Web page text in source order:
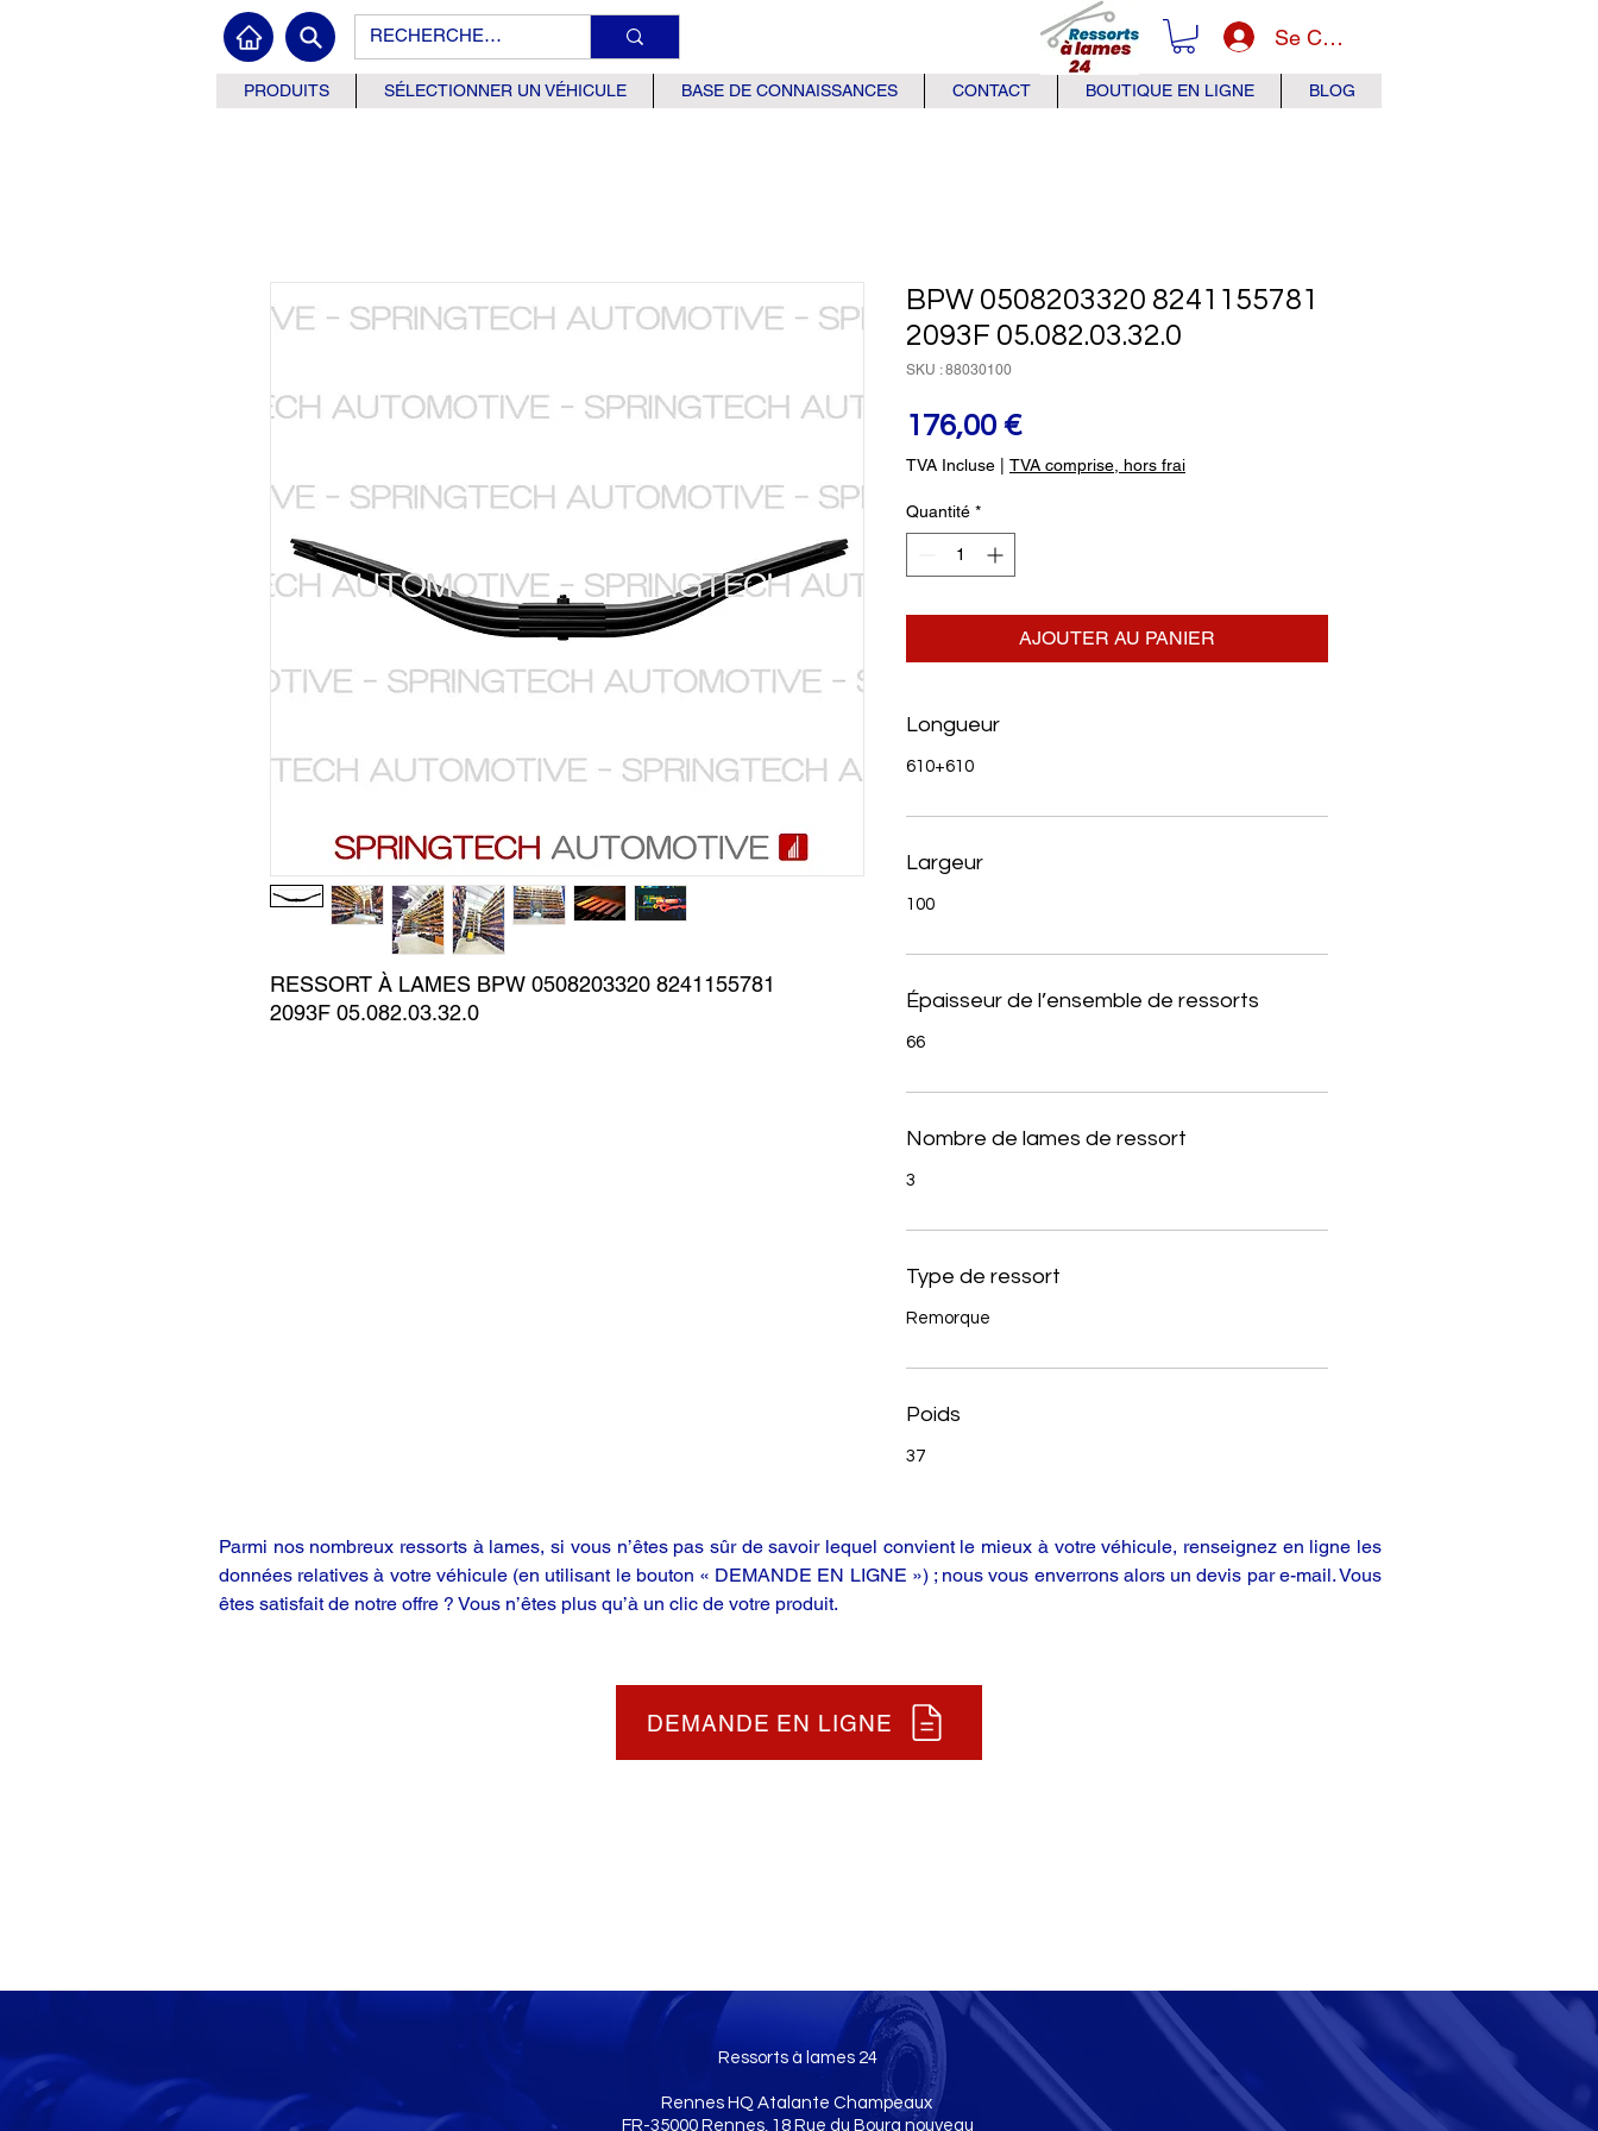
Se Connecter
PRODUITS SÉLECTIONNER UN VÉHICULE BASE DE CONNAISSANCES CONTACT BOUTIQUE EN LIGNE BLOG
RESSORT À LAMES BPW 0508203320 8241155781
2093F 05.082.03.32.0
BPW 0508203320 8241155781
2093F 05.082.03.32.0
SKU : 88030100
176,00 €Prix
TVA Incluse TVA comprise, hors frai
Quantité *
AJOUTER AU PANIER
Longueur
610+610
Largeur
100
Épaisseur de l’ensemble de ressorts
66
Nombre de lames de ressort
3
Type de ressort
Remorque
Poids
37
Parmi nos nombreux ressorts à lames, si vous n’êtes pas sûr de savoir lequel convient le mieux à votre véhicule, renseignez en ligne les
données relatives à votre véhicule (en utilisant le bouton « DEMANDE EN LIGNE ») ; nous vous enverrons alors un devis par e-mail. Vous
êtes satisfait de notre offre ? Vous n’êtes plus qu’à un clic de votre produit.
DEMANDE EN LIGNE
Ressorts à lames 24
Rennes HQ Atalante Champeaux
FR-35000 Rennes, 18 Rue du Bourg nouveau